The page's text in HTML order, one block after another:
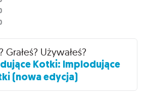
Grałeś? Używałeś?
Kotki: Implodujące
(nowa edycja)